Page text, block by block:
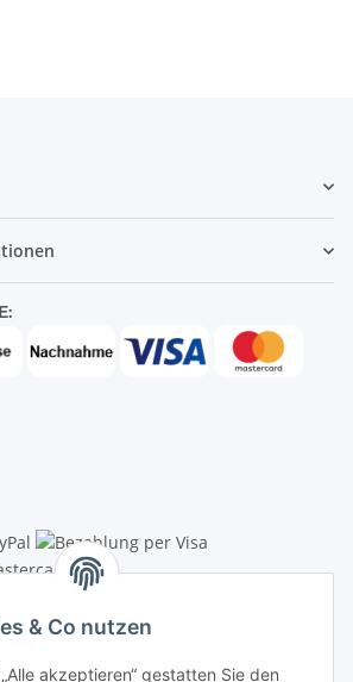
& Co nutzen
akzeptieren“ gestatten Sie den